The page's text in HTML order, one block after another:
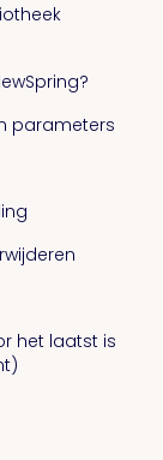
parameters
het laatst is